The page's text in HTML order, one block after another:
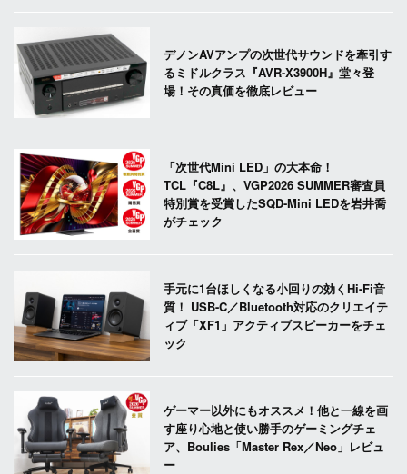
デノンAVアンプの次世代サウンドを牽引す
るミドルクラス『AVR-X3900H』堂々登
場！その真価を徹底レビュー
「次世代Mini LED」の大本命！
TCL『C8L』、VGP2026 SUMMER審査員
特別賞を受賞したSQD-Mini LEDを岩井喬
がチェック
手元に1台ほしくなる小回りの効くHi-Fi音
質！ USB-C／Bluetooth対応のクリエイテ
ィブ「XF1」アクティブスピーカーをチェ
ック
ゲーマー以外にもオススメ！他と一線を画
す座り心地と使い勝手のゲーミングチェ
ア、Boulies「Master Rex／Neo」レビュ
ー